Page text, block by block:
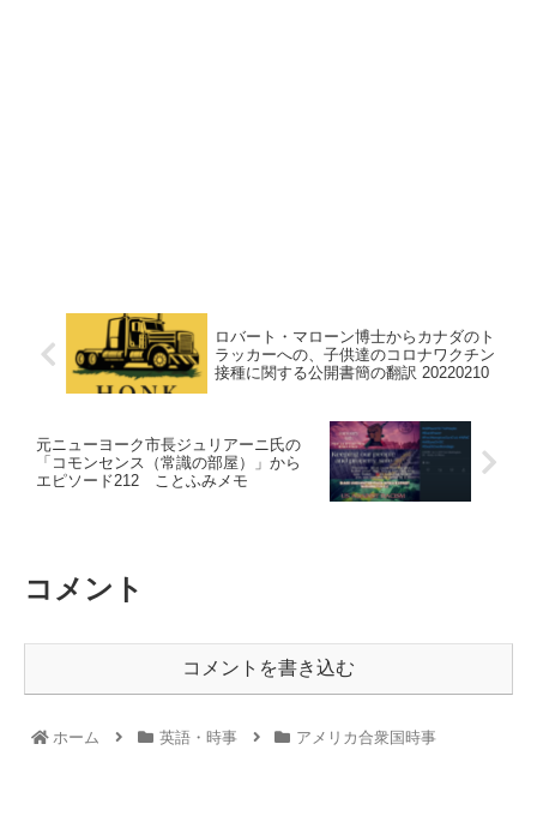
ロバート・マローン博士からカナダのト
ラッカーへの、子供達のコロナワクチン
接種に関する公開書簡の翻訳 20220210
元ニューヨーク市長ジュリアーニ氏の
「コモンセンス（常識の部屋）」から
エピソード212 ことふみメモ
コメント
コメントを書き込む
ホーム 英語・時事 アメリカ合衆国時事